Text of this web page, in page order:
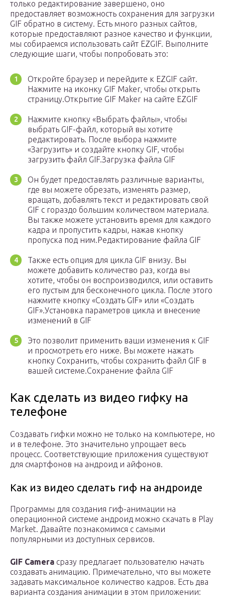
только редактирование завершено, оно
предоставляет возможность сохранения для загрузки
GIF обратно в систему. Есть много разных сайтов,
которые предоставляют разное качество и функции,
мы собираемся использовать сайт EZGIF. Выполните
следующие шаги, чтобы попробовать это:
Откройте браузер и перейдите к EZGIF сайт.
Нажмите на иконку GIF Maker, чтобы открыть
страницу.Открытие GIF Maker на сайте EZGIF
Нажмите кнопку «Выбрать файлы», чтобы
выбрать GIF-файл, который вы хотите
редактировать. После выбора нажмите
«Загрузить» и создайте кнопку GIF, чтобы
загрузить файл GIF.Загрузка файла GIF
Он будет предоставлять различные варианты,
где вы можете обрезать, изменять размер,
вращать, добавлять текст и редактировать свой
GIF с гораздо большим количеством материала.
Вы также можете установить время для каждого
кадра и пропустить кадры, нажав кнопку
пропуска под ним.Редактирование файла GIF
Также есть опция для цикла GIF внизу. Вы
можете добавить количество раз, когда вы
хотите, чтобы он воспроизводился, или оставить
его пустым для бесконечного цикла. После этого
нажмите кнопку «Создать GIF» или «Создать
GIF».Установка параметров цикла и внесение
изменений в GIF
Это позволит применить ваши изменения к GIF
и просмотреть его ниже. Вы можете нажать
кнопку Сохранить, чтобы сохранить файл GIF в
вашей системе.Сохранение файла GIF
Как сделать из видео гифку на
телефоне
Создавать гифки можно не только на компьютере, но
и в телефоне. Это значительно упрощает весь
процесс. Соответствующие приложения существуют
для смартфонов на андроид и айфонов.
Как из видео сделать гиф на андроиде
Программы для создания гиф-анимации на
операционной системе андроид можно скачать в Play
Market. Давайте познакомимся с самыми
популярными из доступных сервисов.
GIF Camera сразу предлагает пользователю начать
создавать анимацию. Примечательно, что вы можете
задавать максимальное количество кадров. Есть два
варианта создания анимации в этом приложении: